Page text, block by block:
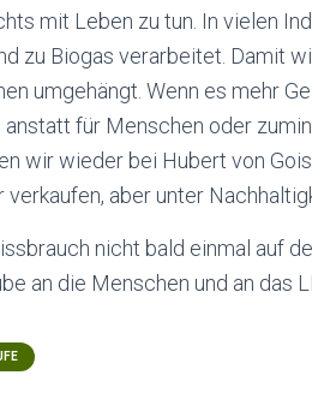
mit Leben zu tun. In vielen
zu Biogas verarbeitet. Damit
umgehängt. Wenn es mehr
für Menschen oder
wir wieder bei Hubert von
verkaufen, aber unter
nicht bald einmal auf
an die Menschen und an das